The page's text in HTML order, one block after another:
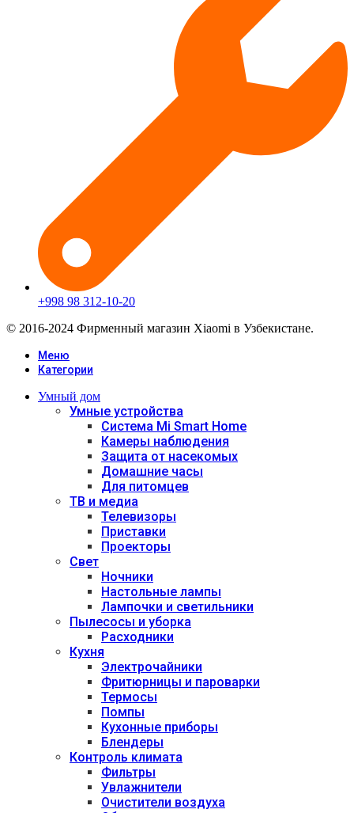
+998 98 312-10-20
© 2016-2024 Фирменный магазин Xiaomi в Узбекистане.
Меню
Категории
Умный дом
Умные устройства
Система Mi Smart Home
Камеры наблюдения
Защита от насекомых
Домашние часы
Для питомцев
ТВ и медиа
Телевизоры
Приставки
Проекторы
Свет
Ночники
Настольные лампы
Лампочки и светильники
Пылесосы и уборка
Расходники
Кухня
Электрочайники
Фритюрницы и пароварки
Термосы
Помпы
Кухонные приборы
Блендеры
Контроль климата
Фильтры
Увлажнители
Очистители воздуха